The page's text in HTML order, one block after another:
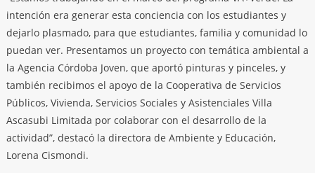
intención era generar esta conciencia con los estudiantes y
dejarlo plasmado, para que estudiantes, familia y comunidad lo
puedan ver. Presentamos un proyecto con temática ambiental a
la Agencia Córdoba Joven, que aportó pinturas y pinceles, y
también recibimos el apoyo de la Cooperativa de Servicios
Públicos, Vivienda, Servicios Sociales y Asistenciales Villa
Ascasubi Limitada por colaborar con el desarrollo de la
actividad”, destacó la directora de Ambiente y Educación,
Lorena Cismondi.